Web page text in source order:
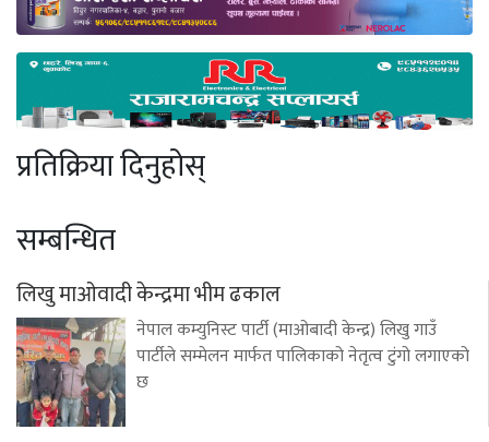
प्रतिक्रिया दिनुहोस्
सम्बन्धित
लिखु माओवादी केन्द्रमा भीम ढकाल
नेपाल कम्युनिस्ट पार्टी (माओबादी केन्द्र) लिखु गाउँ
पार्टीले सम्मेलन मार्फत पालिकाको नेतृत्व टुंगो लगाएको
छ